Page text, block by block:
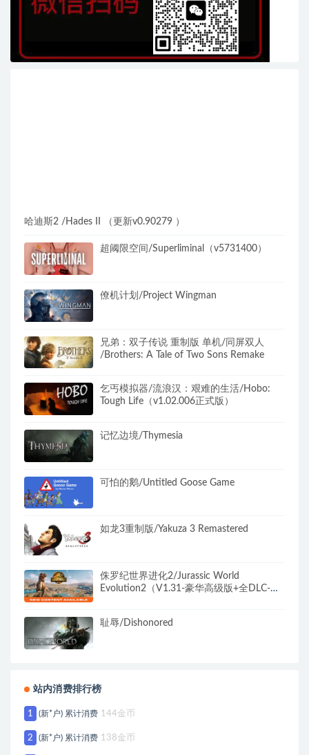
哈迪斯2 /Hades II （更新v0.90279 ）
超阈限空间/Superliminal（v5731400）
僚机计划/Project Wingman
兄弟：双子传说 重制版 单机/同屏双人
/Brothers: A Tale of Two Sons Remake
乞丐模拟器/流浪汉：艰难的生活/Hobo:
Tough Life（v1.02.006正式版）
记忆边境/Thymesia
可怕的鹅/Untitled Goose Game
如龙3重制版/Yakuza 3 Remastered
侏罗纪世界进化2/Jurassic World
Evolution2（V1.31-豪华高级版+全DLC-中
耻辱/Dishonored
站内消费排行榜
1 (新*户) 累计消费 144金币
2 (新*户) 累计消费 138金币